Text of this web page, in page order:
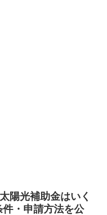
陽光補助金はいく
・申請方法を公